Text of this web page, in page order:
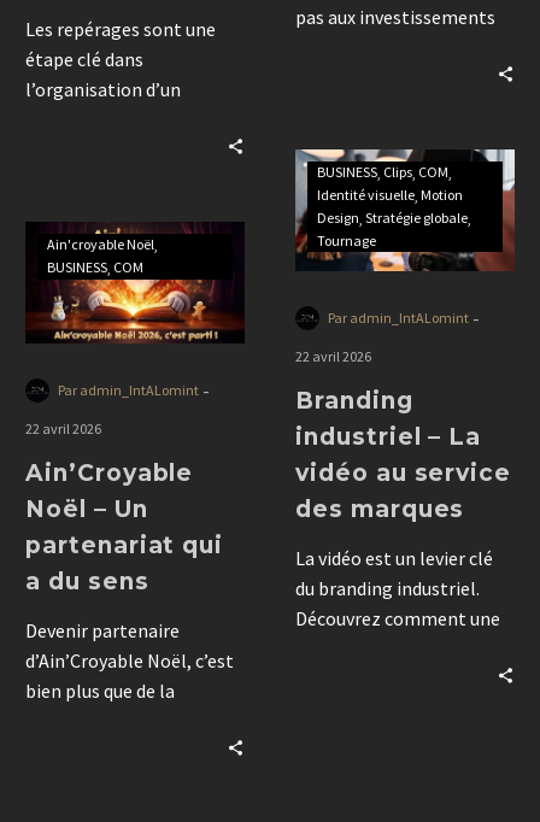
pas aux investissements
changement, de valoriser
les innovations et
d’adresser des messages
adaptés à chaque public.
Les repérages sont une
étape clé dans
l’organisation d’un
de l’événement.
BUSINESS Clips COM
Identité visuelle Motion
Design Stratégie globale
Tournage
Par admin_IntALomint -
22 avril 2026
Branding
industriel – La
vidéo au service
des marques
La vidéo est un levier clé
du branding industriel.
Découvrez comment une
produire des contenus de
Ain'croyable Noël
BUSINESS COM
Par admin_IntALomint -
22 avril 2026
Ain’Croyable
Noël – Un
partenariat qui
a du sens
Devenir partenaire
d’Ain’Croyable Noël, c’est
bien plus que de la
d’intégrer votre marque à